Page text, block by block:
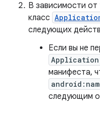
В зависимости от
класс
следующих
Если вы не
Application
манифеста,
следующим